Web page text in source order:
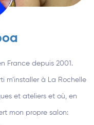
France depuis 2001.
m’installer à La Rochelle
et ateliers et où, en
mon propre salon: